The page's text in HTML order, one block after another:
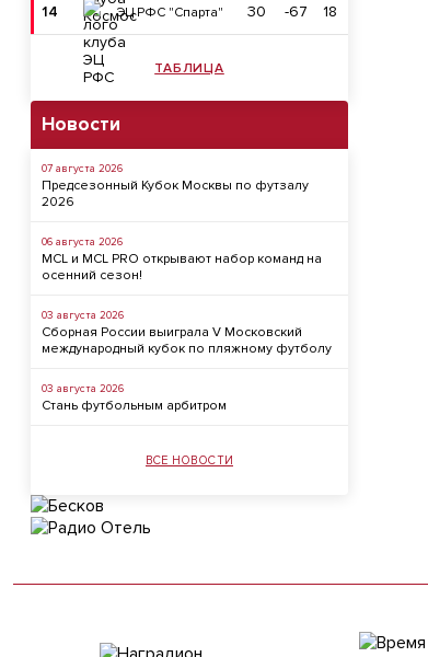
14 ЭЦ РФС "Спарта" 30 -67 18
ТАБЛИЦА
Новости
07 августа 2026
Предсезонный Кубок Москвы по футзалу
2026
06 августа 2026
MCL и MCL PRO открывают набор команд на
осенний сезон!
03 августа 2026
Сборная России выиграла V Московский
международный кубок по пляжному футболу
03 августа 2026
Стань футбольным арбитром
ВСЕ НОВОСТИ